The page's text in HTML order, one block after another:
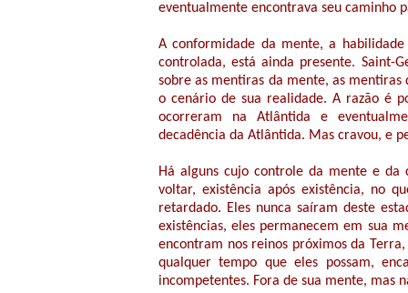
eventualmente encontrava seu caminho
A conformidade da mente, a
controlada, está ainda presente. Saint-
sobre as mentiras da mente, as mentiras
o cenário de sua realidade. A razão é
ocorreram na Atlântida e
decadência da Atlântida. Mas cravou, e
Há alguns cujo controle da mente e
voltar, existência após existência, no
retardado. Eles nunca saíram deste
existências, eles permanecem em sua
encontram nos reinos próximos da
qualquer tempo que eles possam,
incompetentes. Fora de sua mente, mas